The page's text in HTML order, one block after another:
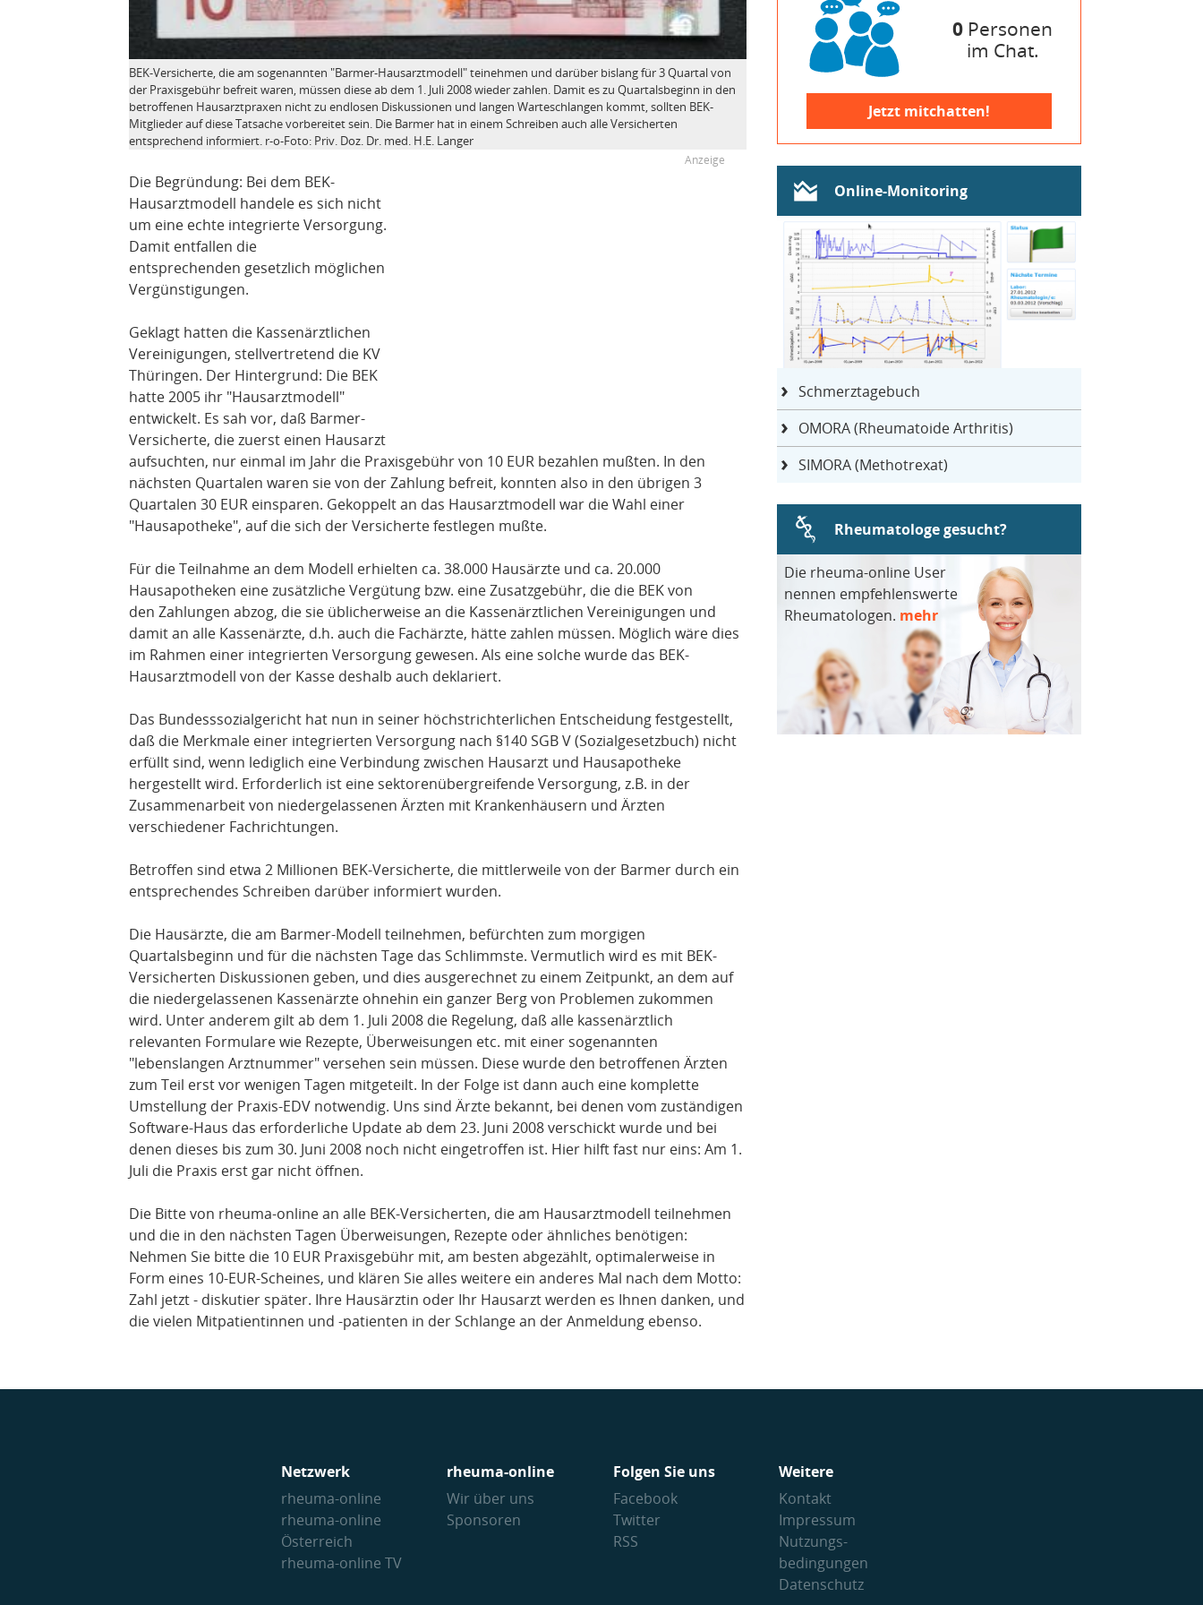
BEK-Versicherte, die am sogenannten "Barmer-Hausarztmodell" teinehmen und darüber bislang für 3 Quartal von
der Praxisgebühr befreit waren, müssen diese ab dem 1. Juli 2008 wieder zahlen. Damit es zu Quartalsbeginn in den
betroffenen Hausarztpraxen nicht zu endlosen Diskussionen und langen Warteschlangen kommt, sollten BEK-
Mitglieder auf diese Tatsache vorbereitet sein. Die Barmer hat in einem Schreiben auch alle Versicherten
entsprechend informiert. r-o-Foto: Priv. Doz. Dr. med. H.E. Langer
Die Begründung: Bei dem BEK-
Hausarztmodell handele es sich nicht
um eine echte integrierte Versorgung.
Damit entfallen die
entsprechenden gesetzlich möglichen
Vergünstigungen.
Geklagt hatten die Kassenärztlichen
Vereinigungen, stellvertretend die KV
Thüringen. Der Hintergrund: Die BEK
hatte 2005 ihr "Hausarztmodell"
entwickelt. Es sah vor, daß Barmer-
Versicherte, die zuerst einen Hausarzt
aufsuchten, nur einmal im Jahr die Praxisgebühr von 10 EUR bezahlen mußten. In den
nächsten Quartalen waren sie von der Zahlung befreit, konnten also in den übrigen 3
Quartalen 30 EUR einsparen. Gekoppelt an das Hausarztmodell war die Wahl einer
"Hausapotheke", auf die sich der Versicherte festlegen mußte.
Für die Teilnahme an dem Modell erhielten ca. 38.000 Hausärzte und ca. 20.000
Hausapotheken eine zusätzliche Vergütung bzw. eine Zusatzgebühr, die die BEK von
den Zahlungen abzog, die sie üblicherweise an die Kassenärztlichen Vereinigungen und
damit an alle Kassenärzte, d.h. auch die Fachärzte, hätte zahlen müssen. Möglich wäre dies
im Rahmen einer integrierten Versorgung gewesen. Als eine solche wurde das BEK-
Hausarztmodell von der Kasse deshalb auch deklariert.
Das Bundesssozialgericht hat nun in seiner höchstrichterlichen Entscheidung festgestellt,
daß die Merkmale einer integrierten Versorgung nach §140 SGB V (Sozialgesetzbuch) nicht
erfüllt sind, wenn lediglich eine Verbindung zwischen Hausarzt und Hausapotheke
hergestellt wird. Erforderlich ist eine sektorenübergreifende Versorgung, z.B. in der
Zusammenarbeit von niedergelassenen Ärzten mit Krankenhäusern und Ärzten
verschiedener Fachrichtungen.
Betroffen sind etwa 2 Millionen BEK-Versicherte, die mittlerweile von der Barmer durch ein
entsprechendes Schreiben darüber informiert wurden.
Die Hausärzte, die am Barmer-Modell teilnehmen, befürchten zum morgigen
Quartalsbeginn und für die nächsten Tage das Schlimmste. Vermutlich wird es mit BEK-
Versicherten Diskussionen geben, und dies ausgerechnet zu einem Zeitpunkt, an dem auf
die niedergelassenen Kassenärzte ohnehin ein ganzer Berg von Problemen zukommen
wird. Unter anderem gilt ab dem 1. Juli 2008 die Regelung, daß alle kassenärztlich
relevanten Formulare wie Rezepte, Überweisungen etc. mit einer sogenannten
"lebenslangen Arztnummer" versehen sein müssen. Diese wurde den betroffenen Ärzten
zum Teil erst vor wenigen Tagen mitgeteilt. In der Folge ist dann auch eine komplette
Umstellung der Praxis-EDV notwendig. Uns sind Ärzte bekannt, bei denen vom zuständigen
Software-Haus das erforderliche Update ab dem 23. Juni 2008 verschickt wurde und bei
denen dieses bis zum 30. Juni 2008 noch nicht eingetroffen ist. Hier hilft fast nur eins: Am 1.
Juli die Praxis erst gar nicht öffnen.
Die Bitte von rheuma-online an alle BEK-Versicherten, die am Hausarztmodell teilnehmen
und die in den nächsten Tagen Überweisungen, Rezepte oder ähnliches benötigen:
Nehmen Sie bitte die 10 EUR Praxisgebühr mit, am besten abgezählt, optimalerweise in
Form eines 10-EUR-Scheines, und klären Sie alles weitere ein anderes Mal nach dem Motto:
Zahl jetzt - diskutier später. Ihre Hausärztin oder Ihr Hausarzt werden es Ihnen danken, und
die vielen Mitpatientinnen und -patienten in der Schlange an der Anmeldung ebenso.
0 Personen
im Chat.
Jetzt mitchatten!
Online-Monitoring
Schmerztagebuch
OMORA (Rheumatoide Arthritis)
SIMORA (Methotrexat)
Rheumatologe gesucht?
Die rheuma-online User
nennen empfehlenswerte
Rheumatologen. mehr
Netzwerk
rheuma-online
rheuma-online
Österreich
rheuma-online TV
rheuma-online
Wir über uns
Sponsoren
Folgen Sie uns
Facebook
Twitter
RSS
Weitere
Kontakt
Impressum
Nutzungs­
bedingungen
Datenschutz